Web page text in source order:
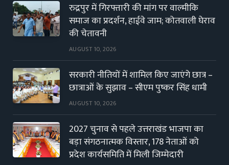
रुद्रपुर में गिरफ्तारी की मांग पर वाल्मीकि
समाज का प्रदर्शन, हाईवे जाम; कोतवाली घेराव
की चेतावनी
AUGUST 10, 2026
सरकारी नीतियों में शामिल किए जाएंगे छात्र –
छात्राओं के सुझाव – सीएम पुष्कर सिंह धामी
AUGUST 10, 2026
2027 चुनाव से पहले उत्तराखंड भाजपा का
बड़ा संगठनात्मक विस्तार, 178 नेताओं को
प्रदेश कार्यसमिति में मिली जिम्मेदारी